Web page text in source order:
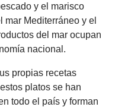
y el marisco
mar Mediterráneo y el
del mar ocupan
nacional.
propias recetas
platos se han
todo el país y forman